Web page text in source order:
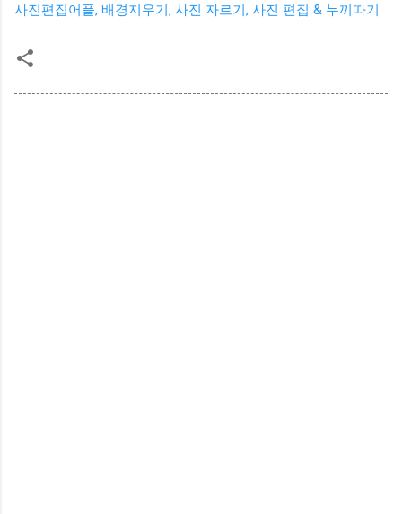
사진편집어플, 배경지우기, 사진 자르기, 사진 편집 & 누끼따기